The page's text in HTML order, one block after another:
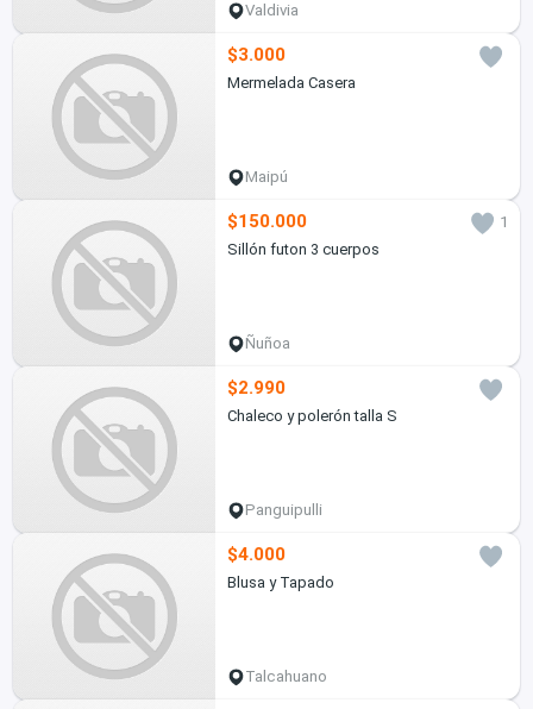
Valdivia
$3.000
Mermelada Casera
Maipú
$150.000
1
Sillón futon 3 cuerpos
Ñuñoa
$2.990
Chaleco y polerón talla S
Panguipulli
$4.000
Blusa y Tapado
Talcahuano